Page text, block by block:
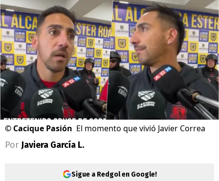
© Cacique Pasión El momento que vivió Javier Correa
Por Javiera García L.
Sigue a Redgol en Google!